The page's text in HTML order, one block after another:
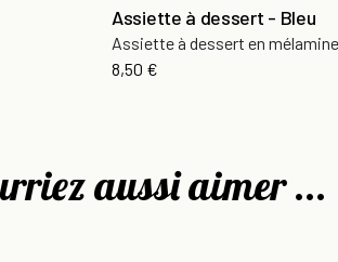
Assiette à dessert - Bleu
Assiette à dessert en
Prix
8,50 €
aussi aimer ...